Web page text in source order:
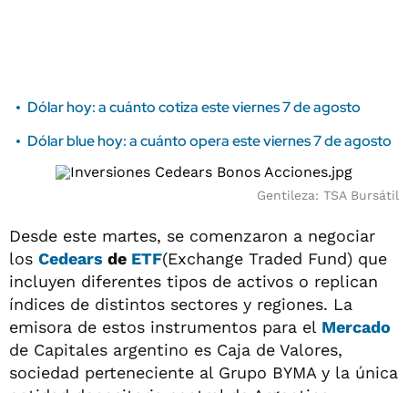
Dólar hoy: a cuánto cotiza este viernes 7 de agosto
Dólar blue hoy: a cuánto opera este viernes 7 de agosto
Gentileza: TSA Bursátil
Desde este martes, se comenzaron a negociar
los Cedears de ETF(Exchange Traded Fund) que
incluyen diferentes tipos de activos o replican
índices de distintos sectores y regiones. La
emisora de estos instrumentos para el Mercado
de Capitales argentino es Caja de Valores,
sociedad perteneciente al Grupo BYMA y la única